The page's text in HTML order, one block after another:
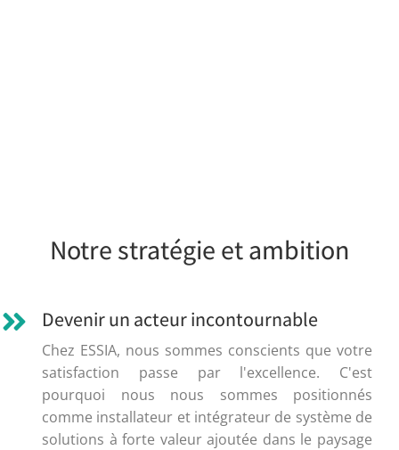
Notre stratégie et ambition
Devenir un acteur incontournable
Chez ESSIA, nous sommes conscients que votre
satisfaction passe par l'excellence. C'est
pourquoi nous nous sommes positionnés
comme installateur et intégrateur de système de
solutions à forte valeur ajoutée dans le paysage